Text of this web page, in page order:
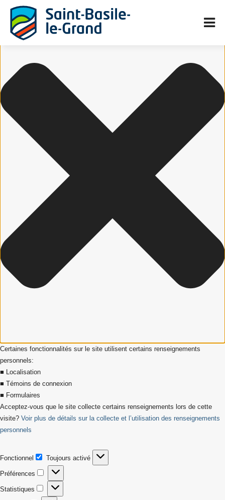
Gérer le consentement aux cookies
Certaines fonctionnalités sur le site utilisent certains renseignements
personnels:
■ Localisation
■ Témoins de connexion
■ Formulaires
Acceptez-vous que le site collecte certains renseignements lors de cette
visite? Voir plus de détails sur la collecte et l’utilisation des renseignements
personnels
Fonctionnel
Fonctionnel
Toujours activé
Préférences
Préférences
Statistiques
Statistiques